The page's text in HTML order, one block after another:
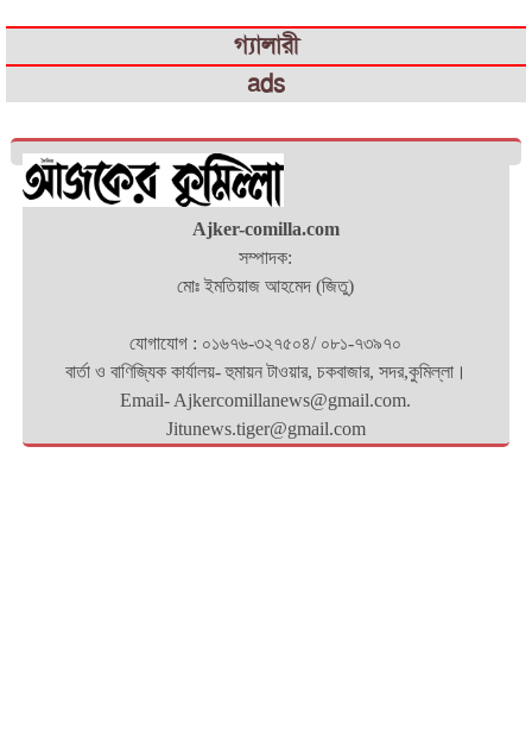
গ্যালারী
ads
Ajker-comilla.com
সম্পাদক:
মোঃ ইমতিয়াজ আহমেদ (জিতু)
যোগাযোগ : ০১৬৭৬-৩২৭৫০৪/ ০৮১-৭৩৯৭০
বার্তা ও বাণিজ্যিক কার্যালয়- হুমায়ন টাওয়ার, চকবাজার, সদর,কুমিল্লা।
Email- Ajkercomillanews@gmail.com.
Jitunews.tiger@gmail.com